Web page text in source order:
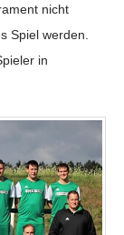
nicht
Spiel werden.
in